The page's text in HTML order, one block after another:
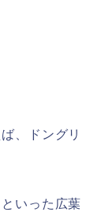
、ドングリ
いった広葉